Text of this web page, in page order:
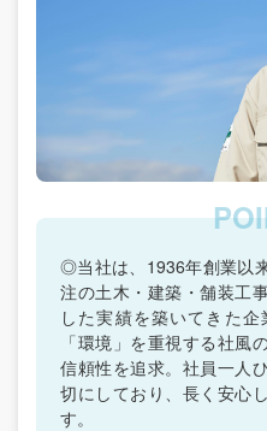
◎当社は、1936年創業以
注の土木・建築・舗装工
した実績を築いてきた企
「環境」を重視する社風
信頼性を追求。社員一人
切にしており、長く安心
す。